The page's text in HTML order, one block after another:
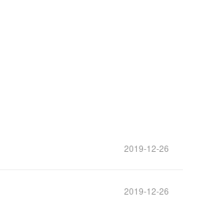
2019-12-26
2019-12-26